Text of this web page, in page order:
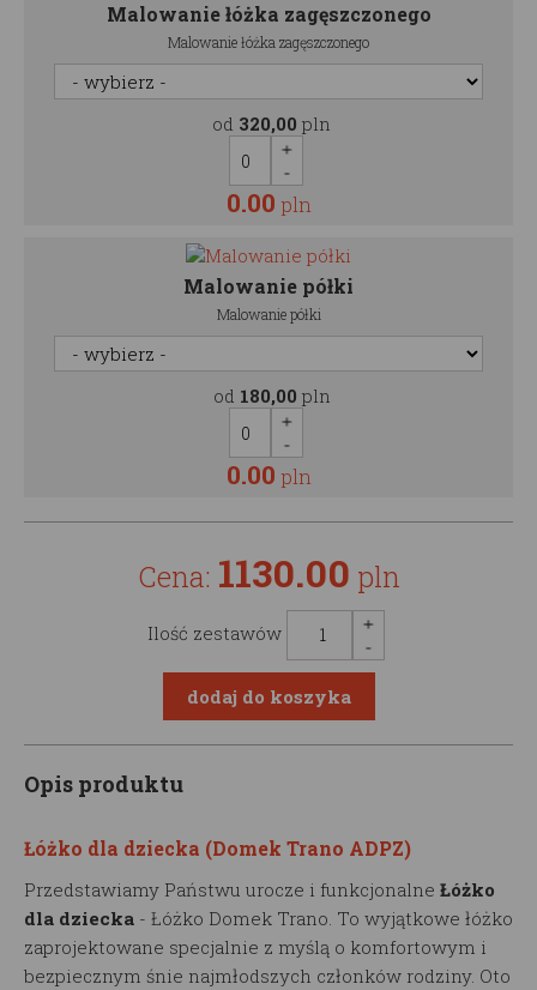
Malowanie łóżka zagęszczonego
Malowanie łóżka zagęszczonego
od 320,00 pln
0.00 pln
Malowanie półki
Malowanie półki
od 180,00 pln
0.00 pln
Cena: 1130.00 pln
Ilość zestawów
Opis produktu
Łóżko dla dziecka (Domek Trano ADPZ)
Przedstawiamy Państwu urocze i funkcjonalne Łóżko
dla dziecka - Łóżko Domek Trano. To wyjątkowe łóżko
zaprojektowane specjalnie z myślą o komfortowym i
bezpiecznym śnie najmłodszych członków rodziny. Oto